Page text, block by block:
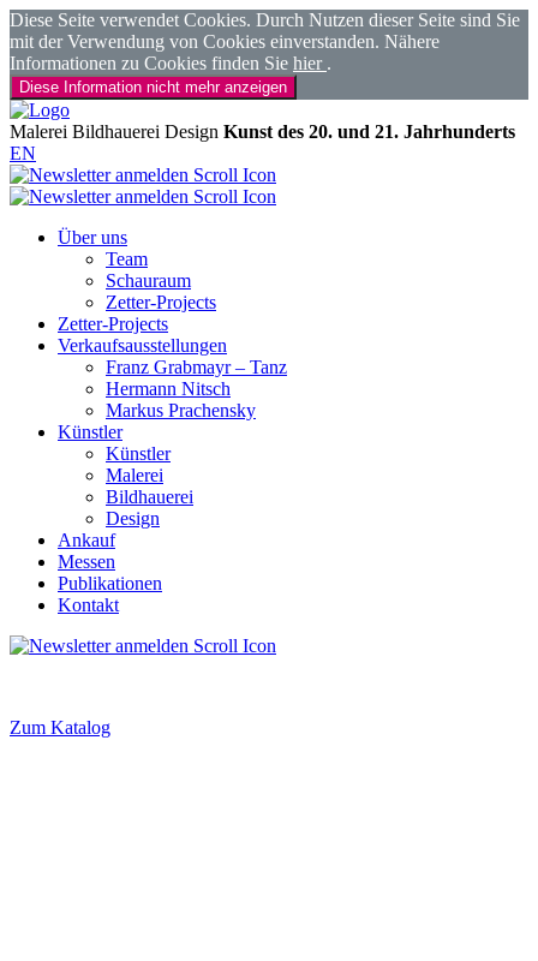
Diese Seite verwendet Cookies. Durch Nutzen dieser Seite sind Sie
mit der Verwendung von Cookies einverstanden. Nähere
Informationen zu Cookies finden Sie hier .
Diese Information nicht mehr anzeigen
Malerei Bildhauerei Design Kunst des 20. und 21. Jahrhunderts
EN
Über uns
Team
Schauraum
Zetter-Projects
Zetter-Projects
Verkaufsausstellungen
Franz Grabmayr – Tanz
Hermann Nitsch
Markus Prachensky
Künstler
Künstler
Malerei
Bildhauerei
Design
Ankauf
Messen
Publikationen
Kontakt
Zum Katalog